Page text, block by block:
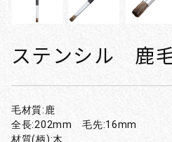
ステンシル 鹿
毛材質:鹿
全長:202mm 毛先:16mm
材質(柄):木